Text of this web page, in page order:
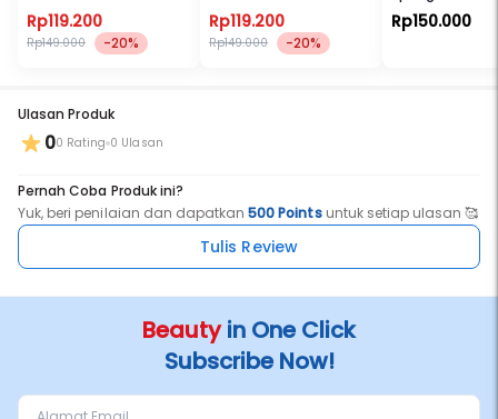
Rp119.200
Rp149.000 -20%
Rp119.200
Rp149.000 -20%
Rp150.000
Ulasan Produk
00 Rating 0 Ulasan
Pernah Coba Produk ini?
Yuk, beri penilaian dan dapatkan500 Pointsuntuk setiap ulasan 🥰
Tulis Review
Beautyin One Click
Subscribe Now!